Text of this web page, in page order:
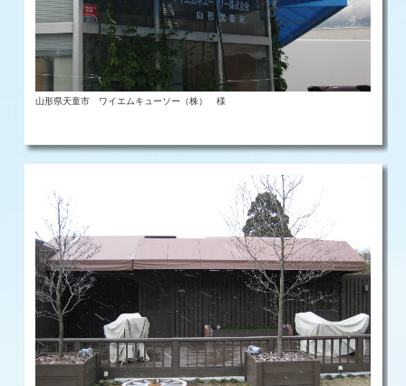
山形県天童市 ワイエムキューソー（株） 様